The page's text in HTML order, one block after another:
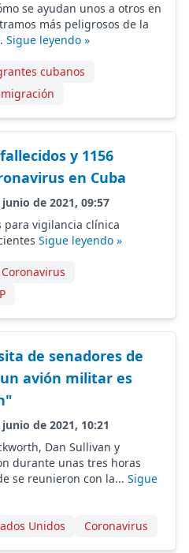
se ayudan unos a otros en
más peligrosos de la
Sigue leyendo »
cubanos
y 1156
en Cuba
de 2021, 09:57
para vigilancia clínica
Sigue leyendo »
Coronavirus
de senadores de
un avión militar es
de 2021, 10:21
Dan Sullivan y
durante unas tres horas
se reunieron con la... Sigue
Unidos Coronavirus